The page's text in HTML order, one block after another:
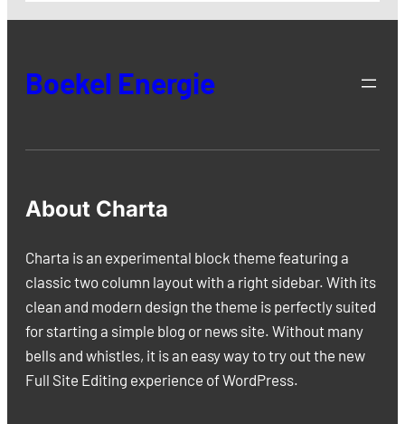
Boekel Energie
About Charta
Charta is an experimental block theme featuring a
classic two column layout with a right sidebar. With its
clean and modern design the theme is perfectly suited
for starting a simple blog or news site. Without many
bells and whistles, it is an easy way to try out the new
Full Site Editing experience of WordPress.